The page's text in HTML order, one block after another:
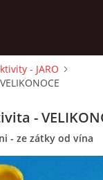
- JARO
-
- ze zátky od vína